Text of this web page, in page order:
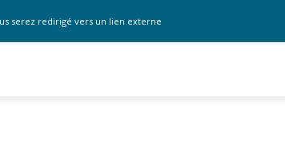
serez redirigé vers un lien externe